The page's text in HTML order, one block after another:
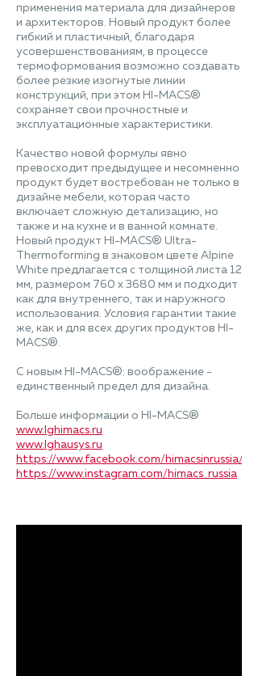
применения материала для дизайнеров
и архитекторов. Новый продукт более
гибкий и пластичный, благодаря
усовершенствованиям, в процессе
термоформования возможно создавать
более резкие изогнутые линии
конструкций, при этом HI-MACS®
сохраняет свои прочностные и
эксплуатационные характеристики.
Качество новой формулы явно
превосходит предыдущее и несомненно
продукт будет востребован не только в
дизайне мебели, которая часто
включает сложную детализацию, но
также и на кухне и в ванной комнате.
Новый продукт HI-MACS® Ultra-
Thermoforming в знаковом цвете Alpine
White предлагается с толщиной листа 12
мм, размером 760 x 3680 мм и подходит
как для внутреннего, так и наружного
использования. Условия гарантии такие
же, как и для всех других продуктов HI-
MACS®.
С новым HI-MACS®: воображение -
единственный предел для дизайна.
Больше информации о HI-MACS®
www.lghimacs.ru
www.lghausys.ru
https://www.facebook.com/himacsinrussia/
https://www.instagram.com/himacs_russia